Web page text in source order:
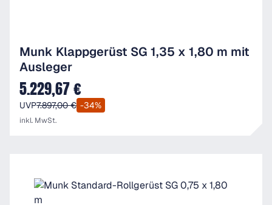
Munk Klappgerüst SG 1,35 x 1,80 m mit
Ausleger
Verkaufspreis:
5.229,67 €
UVP7.897,00 € -34%
inkl. MwSt.